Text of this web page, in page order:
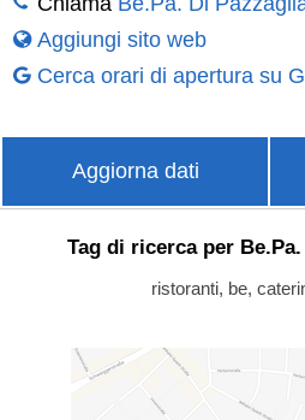
Aggiungi sito web
Cerca orari di apertura su
Aggiorna dati
Tag di ricerca per
ristoranti, be,